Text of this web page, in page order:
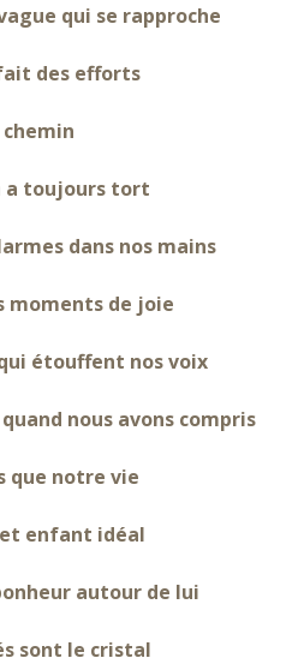
qui se rapproche
des efforts
a toujours tort
dans nos mains
moments de joie
étouffent nos voix
nous avons compris
que notre vie
enfant idéal
autour de lui
sont le cristal